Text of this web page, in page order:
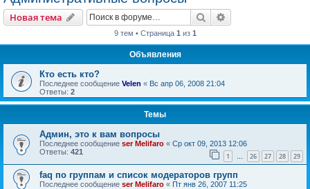
Новая тема Поиск
9 тем • Страница 1 из 1
Объявления
Кто есть кто?
Последнее сообщение Velen « Вс апр 06, 2008 21:04
Ответы: 2
Темы
Админ, это к вам вопросы
Последнее сообщение ser Melifaro « Ср окт 09, 2013 12:06
Ответы: 421 1 … 26 27 28 29
faq по группам и список модераторов групп
Последнее сообщение ser Melifaro « Пт янв 26, 2007 11:25